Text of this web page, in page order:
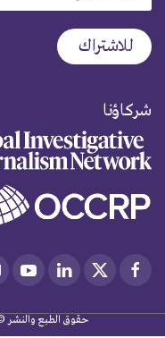
شركاؤنا
حقوق الطبع والنشر ©2026. سراج. جميع الحقوق محفوظة